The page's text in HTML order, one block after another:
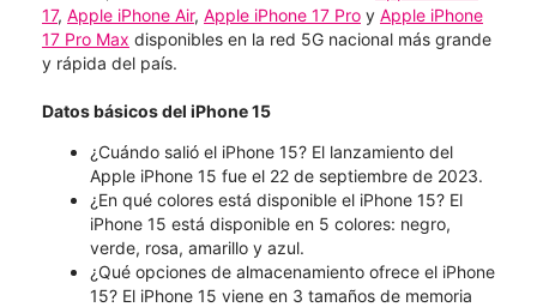
17, Apple iPhone Air, Apple iPhone 17 Pro y Apple iPhone
17 Pro Max disponibles en la red 5G nacional más grande
y rápida del país.
Datos básicos del iPhone 15
¿Cuándo salió el iPhone 15? El lanzamiento del
Apple iPhone 15 fue el 22 de septiembre de 2023.
¿En qué colores está disponible el iPhone 15? El
iPhone 15 está disponible en 5 colores: negro,
verde, rosa, amarillo y azul.
¿Qué opciones de almacenamiento ofrece el iPhone
15? El iPhone 15 viene en 3 tamaños de memoria